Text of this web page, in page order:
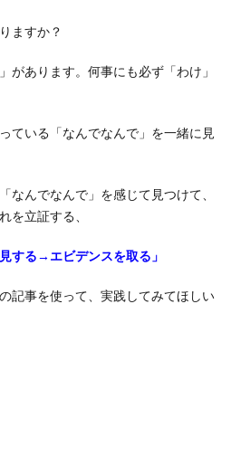
ますか？
があります。何事にも必ず「わけ」
ている「なんでなんで」を一緒に見
なんでなんで」を感じて見つけて、
を立証する、
する→エビデンスを取る」
記事を使って、実践してみてほしい